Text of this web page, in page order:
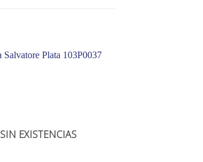
SIN EXISTENCIAS